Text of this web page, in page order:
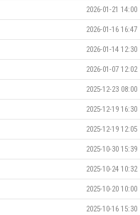
2026-01-21 14:00
2026-01-16 16:47
2026-01-14 12:30
2026-01-07 12:02
2025-12-23 08:00
2025-12-19 16:30
2025-12-19 12:05
2025-10-30 15:39
2025-10-24 10:32
2025-10-20 10:00
2025-10-16 15:30